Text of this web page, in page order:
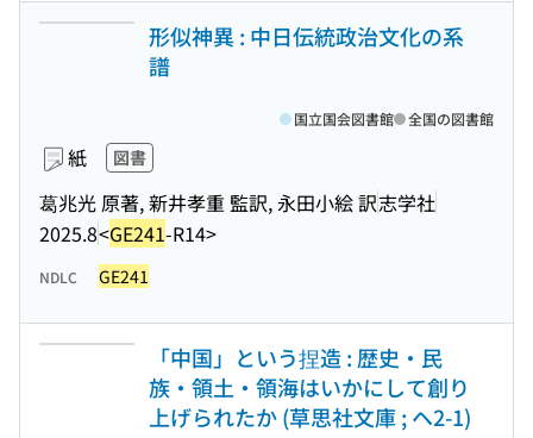
形似神異 : 中日伝統政治文化の系
譜
紙 図書
葛兆光 原著, 新井孝重 監訳, 永田小絵 訳志学社
2025.8<GE241-R14>
国立国会図書館 全国の図書館
NDLC GE241
「中国」という捏造 : 歴史・民
族・領土・領海はいかにして創り
上げられたか (草思社文庫 ; ヘ2-1)